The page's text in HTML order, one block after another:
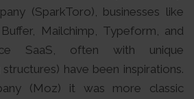
(SparkToro), businesses like
Mailchimp, Typeform, and
SaaS, often with unique
have been inspirations.
(Moz) it was more classic